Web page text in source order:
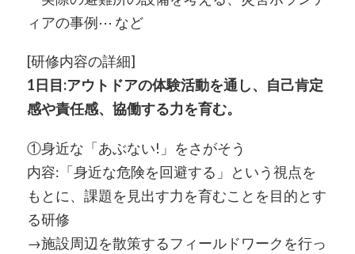
ィアの事例⋯ など
[研修内容の詳細]
1日目:アウトドアの体験活動を通し、自己肯定
感や責任感、協働する力を育む。
①身近な「あぶない!」をさがそう
内容:「身近な危険を回避する」という視点を
もとに、課題を見出す力を育むことを目的とす
る研修
→施設周辺を散策するフィールドワークを行っ